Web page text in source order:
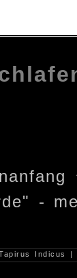
-